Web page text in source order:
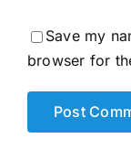
Save my
browser for